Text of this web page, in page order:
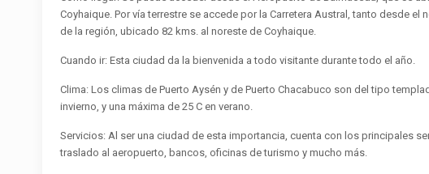
Coyhaique. Por vía terrestre se accede por la Carretera Austral, tanto desde
de la región, ubicado 82 kms. al noreste de Coyhaique.
Cuando ir: Esta ciudad da la bienvenida a todo visitante durante todo el año.
Clima: Los climas de Puerto Aysén y de Puerto Chacabuco son del tipo
invierno, y una máxima de 25 C en verano.
Servicios: Al ser una ciudad de esta importancia, cuenta con los principales
traslado al aeropuerto, bancos, oficinas de turismo y mucho más.